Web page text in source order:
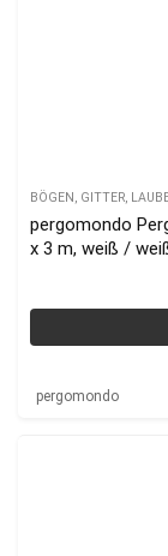
BÖGEN, GITTER,
pergomondo
x 3 m, weiß /
pergomondo